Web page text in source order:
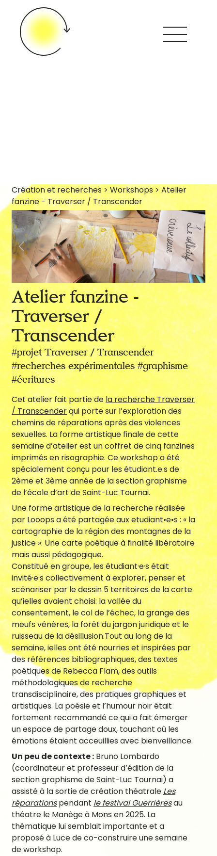
Looops ?
Créations &
Recherches
Communauté
Agenda
Nous contacter
fr|en
Newsletter
Création et recherches > Workshops > Atelier
fanzine - Traverser / Transcender
Previous Next
Atelier fanzine -
Traverser /
Transcender
#projet Traverser / Transcender
#recherches expérimentales #graphisme
#écritures
Cet atelier fait partie de la recherche Traverser
/ Transcenderqui porte sur l’exploration des
chemins de réparations après des violences
sexuelles. La forme artistique finale de cette
semaine d’atelier est un coffret de cinq fanzines
imprimés en risographie. Ce workshop a été
spécialement conçu pour les étudiant.e.s de
2ème et 3ème année de la section graphisme
de l’école d’art de Saint-Luc Tournai.
Une forme artistique de la recherche réalisée
par Looops a été partagée aux etudiant•e•s : « la
cartographie de la région des montagnes de la
justice ». Une carte poétique à finalité libératoire
mais aussi pédagogique.
Constitué en groupe, les étudiant·e·s était
invité·e·s collectivement à explorer, penser et
scénariser par le dessin 5 territoires de la carte
qu’ielles avaient choisi: la vallée du
consentement, le col de l’échec, la grange des
meufs vénères, la forêt du jargon juridique et le
ruisseau de la désillusion.Tout au long de la
semaine, ielles ont été nourries et inspirées par
des références bibliographiques, des textes
poétiques de Rebecca Flam, des outils
méthodologiques de recherche
transdisciplinaire, des pratiques graphiques et
artistiques. La poésie et l’humour noir était
fortement recommandé ce qui a fait émerger
un espace de partage doux, touchant où les
émotions étaient acceuillies avec bienveillance.
Un peu de contexte : Bruno Lombardo
(coordinateur et professeur d’édition de la
section graphisme de Saint-Luc Tournai) a
assisté à la sortie de création théatrale Les
réparationspendant le festival Guerrièresau
théatre le Manège à Mons en 2025. La
thématique lui semblait importante et a
proposé à Luce de co-construire une semaine
de workshop.